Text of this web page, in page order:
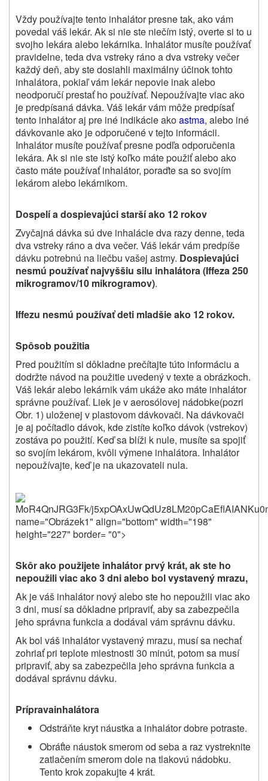
Vždy používajtetento inhalátorpresne tak, ako vám
povedal váš lekár. Ak si nie ste niečím istý, overte si to u
svojho lekára alebo lekárnika. Inhalátor musíte používať
pravidelne, teda dva vstreky ráno a dva vstreky večer
každý deň, aby ste dosiahli maximálny účinok tohto
inhalátora, pokiaľ vám lekár nepovie inak alebo
neodporučí prestať ho používať. Nepoužívajte viac ako
je predpísaná dávka. Váš lekár vám môže predpísať
tento inhalátor aj pre iné indikácie akoastma, alebo iné
dávkovanie ako je odporučené v tejto informácii.
Inhalátor musíte používať presne podľa odporučenia
lekára. Ak si nie ste istý koľko máte použiť alebo ako
často máte používať inhalátor, poraďte sa so svojím
lekárom alebo lekárnikom.
Dospelí a dospievajúci starší ako 12 rokov
Zvyčajná dávka sú dve inhalácie dva razy denne, teda
dva vstreky ráno a dva večer. Váš lekár vám predpíše
dávku potrebnú na liečbu vašej astmy. Dospievajúci
nesmú používať najvyššiu silu inhalátora (Iffeza 250
mikrogramov/10 mikrogramov).
Iffezu nesmú používať deti mladšie ako 12 rokov.
Spôsob použitia
Pred použitím si dôkladne prečítajte túto informáciu a
dodržte návod na použitie uvedený v texte a obrázkoch.
Váš lekár alebo lekárnik vám ukáže ako máte inhalátor
správne používať. Liek je v aerosólovej nádobke(pozri
Obr. 1) uloženej v plastovom dávkovači. Na dávkovači
je aj počítadlo dávok, kde zistíte koľko dávok (vstrekov)
zostáva po použití. Keď sa blíži k nule, musíte sa spojiť
so svojím lekárom, kvôli výmene inhalátora. Inhalátor
nepoužívajte, keď je na ukazovateli nula.
MoR4QnJRG3Fk/
Skôr ako použijete inhalátor prvý krát, ak ste ho
nepoužili viac ako 3 dni alebo bol vystavený mrazu,
Ak je váš inhalátor nový alebo ste ho nepoužili viac ako
3 dni, musí sa dôkladne pripraviť, aby sa zabezpečila
jeho správna funkcia a dodával vám správnu dávku.
Ak bol váš inhalátor vystavený mrazu, musí sa nechať
zohriať pri teplote miestnosti 30 minút, potom sa musí
pripraviť, aby sa zabezpečila jeho správna funkcia a
dodával správnu dávku.
Prípravainhalátora
Odstráňte kryt náustka a inhalátor dobre potraste.
Obráťte náustok smerom od seba a raz vystreknite
zatlačením smerom dole na tlakovú nádobku.
Tento krok zopakujte 4 krát.